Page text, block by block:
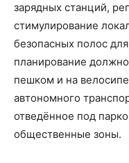
зарядных станций,
стимулирование
безопасных полос
планирование
пешком и на
автономного
отведённое под
общественные зоны.